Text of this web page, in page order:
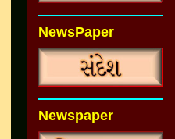
NewsPaper
Newspaper